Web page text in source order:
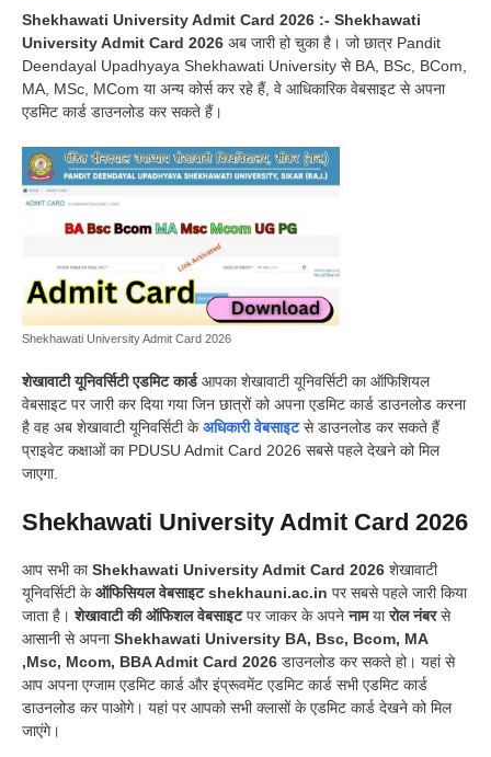
Shekhawati University Admit Card 2026 :- Shekhawati
University Admit Card 2026 अब जारी हो चुका है। जो छात्र Pandit
Deendayal Upadhyaya Shekhawati University से BA, BSc, BCom,
MA, MSc, MCom या अन्य कोर्स कर रहे हैं, वे आधिकारिक वेबसाइट से अपना
एडमिट कार्ड डाउनलोड कर सकते हैं।
Shekhawati University Admit Card 2026
शेखावाटी यूनिवर्सिटी एडमिट कार्डआपका शेखावाटी यूनिवर्सिटी का ऑफिशियल
वेबसाइट पर जारी कर दिया गया जिन छात्रों को अपना एडमिट कार्ड डाउनलोड करना
है वह अब शेखावाटी यूनिवर्सिटी केअधिकारी वेबसाइट से डाउनलोड कर सकते हैं
प्राइवेट कक्षाओं का PDUSU Admit Card 2026 सबसे पहले देखने को मिल
जाएगा.
Shekhawati University Admit Card 2026
आप सभी काShekhawati University Admit Card 2026 शेखावाटी
यूनिवर्सिटी केऑफिसियल वेबसाइट shekhauni.ac.in पर सबसे पहले जारी किया
जाता है । शेखावाटी की ऑफिशल वेबसाइटपर जाकर के अपनेनामयारोल नंबरसे
आसानी से अपनाShekhawati University BA, Bsc, Bcom, MA
,Msc, Mcom, BBA Admit Card 2026 डाउनलोड कर सकते हो। यहां से
आप अपना एग्जाम एडमिट कार्ड और इंप्रूवमेंट एडमिट कार्ड सभी एडमिट कार्ड
डाउनलोड कर पाओगे। यहां पर आपको सभी क्लासों के एडमिट कार्ड देखने को मिल
जाएंगे।